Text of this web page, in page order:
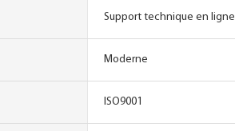
Support technique en ligne
Moderne
ISO9001